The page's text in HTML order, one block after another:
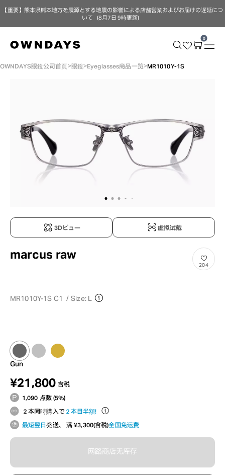
【重要】熊本県熊本地方を震源とする地震の影響による店舗営業およびお届けの遅延につ
いて（8月7日 9時更新）
0
OWNDAYS眼鏡公司首頁 眼鏡 Eyeglasses商品一览 MR1010Y-1S
3Dビュー 虚拟试戴
marcus raw
MR1010Y-1S C1 / Size: L
204
Gun
¥21,800 含税
1,090 点数 (5%)
２本同時購入で ２本目半額！
最短翌日発送、 满 ¥3,300(含税)全国免运费
网路商店无库存